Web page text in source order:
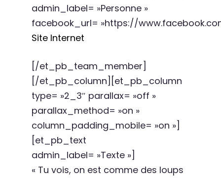
admin_label= »Personne »
facebook_url= »https://
Site Internet
[/et_pb_team_member]
[/et_pb_column][et_pb_column
type= »2_3″ parallax= »off »
parallax_method= »on »
column_padding_mobile= »on »]
[et_pb_text
admin_label= »Texte »]
« Tu vois, on est comme des loups